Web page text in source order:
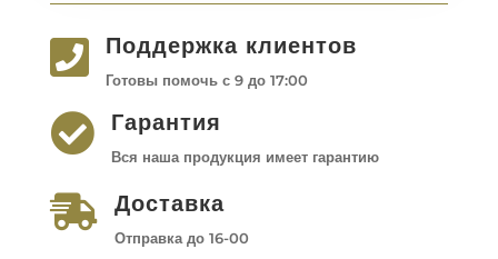
 Поддержка клиентов
Готовы помочь с 9 до 17:00
 Гарантия
Вся наша продукция имеет гарантию
 Доставка
Отправка до 16-00